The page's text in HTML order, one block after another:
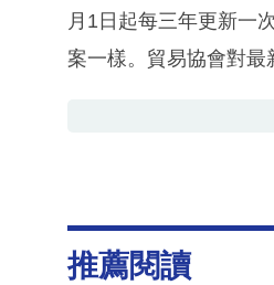
月1日起每三年更新一
案一樣。貿易協會對最
推薦閱讀